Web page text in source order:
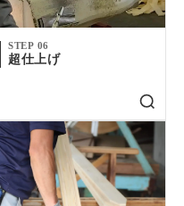
STEP 06
超仕上げ